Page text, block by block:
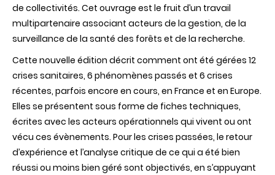
de collectivités. Cet ouvrage est le fruit d’un travail
multipartenaire associant acteurs de la gestion, de la
surveillance de la santé des forêts et de la recherche.
Cette nouvelle édition décrit comment ont été gérées 12
crises sanitaires, 6 phénomènes passés et 6 crises
récentes, parfois encore en cours, en France et en Europe.
Elles se présentent sous forme de fiches techniques,
écrites avec les acteurs opérationnels qui vivent ou ont
vécu ces évènements. Pour les crises passées, le retour
d’expérience et l’analyse critique de ce qui a été bien
réussi ou moins bien géré sont objectivés, en s’appuyant